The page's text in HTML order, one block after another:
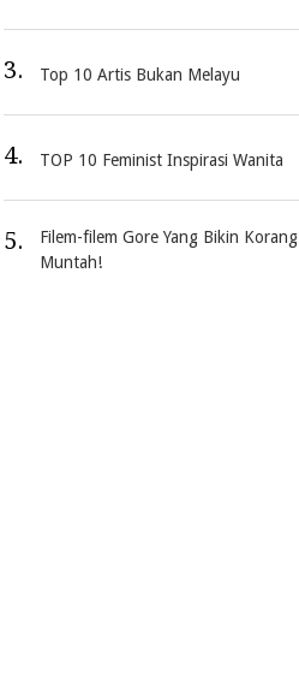
3. Top 10 Artis Bukan Melayu
4. TOP 10 Feminist Inspirasi Wanita
5.
Filem-filem Gore Yang Bikin Korang
Muntah!